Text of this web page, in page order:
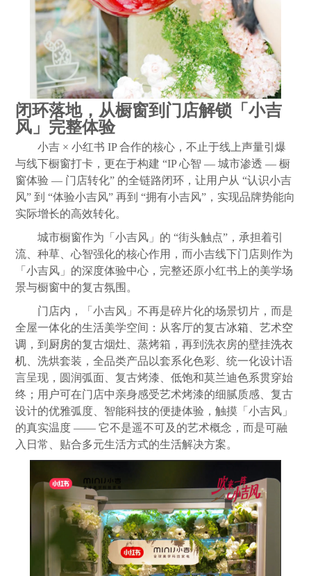
闭环落地，从橱窗到门店解锁「小吉
风」完整体验
小吉 × 小红书 IP 合作的核心，不止于线上声量引爆
与线下橱窗打卡，更在于构建 “IP 心智 — 城市渗透 — 橱
窗体验 — 门店转化” 的全链路闭环，让用户从 “认识小吉
风” 到 “体验小吉风” 再到 “拥有小吉风”，实现品牌势能向
实际增长的高效转化。
城市橱窗作为「小吉风」的 “街头触点”，承担着引
流、种草、心智强化的核心作用，而小吉线下门店则作为
「小吉风」的深度体验中心，完整还原小红书上的美学场
景与橱窗中的复古氛围。
门店内，「小吉风」不再是碎片化的场景切片，而是
全屋一体化的生活美学空间：从客厅的复古冰箱、艺术空
调 ，到 厨房的复古烟灶、蒸烤箱，再到洗衣房的壁挂洗衣
机、洗烘套装，全品类产品以套系化色彩、统一化设计语
言呈现，圆润弧面、复古烤漆、低饱和莫兰迪色系贯穿始
终；用户可在门店中亲身感受艺术烤漆的细腻质感、复古
设计的优雅弧度、智能科技的便捷体验，触摸「小吉风」
的真实温度 —— 它不是遥不可及的艺术概念，而是可融
入日常、贴合多元生活方式的生活解决方案。